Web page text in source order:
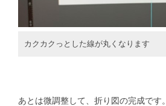
カクカクっとした線が丸くなります
あとは微調整して、折り図の完成です。